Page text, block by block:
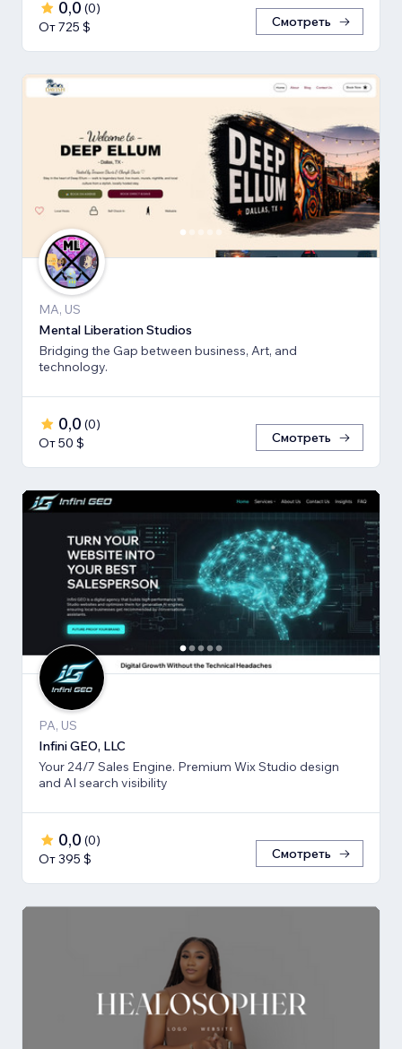
0,0 (0)
От 725 $
Смотреть
MA, US
Mental Liberation Studios
Bridging the Gap between business, Art, and
technology.
0,0 (0)
От 50 $
Смотреть
PA, US
Infini GEO, LLC
Your 24/7 Sales Engine. Premium Wix Studio design
and AI search visibility
0,0 (0)
От 395 $
Смотреть